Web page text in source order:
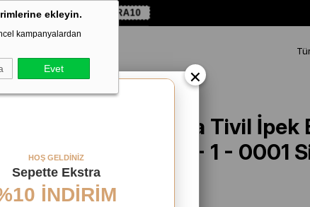
ekleyin.
kampanyalardan
Evet
ÇEKİ! KOD: SEYRA10
Vissona Tivil İpek
60910 - 1 - 0001
×
HOŞ GELDİNİZ
Sepette Ekstra
İNDİRİM